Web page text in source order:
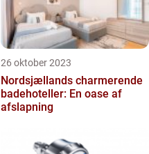
26 oktober 2023
Nordsjællands charmerende
badehoteller: En oase af
afslapning